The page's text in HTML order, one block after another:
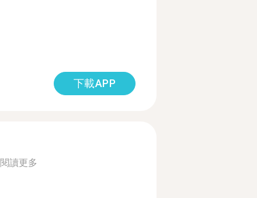
下載APP
閱讀更多